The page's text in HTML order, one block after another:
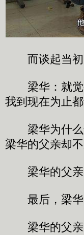
而谈起当初
梁华：就觉
我到现在为止
梁华为什么
梁华的父亲却不
梁华的父亲
最后，梁华
梁华的父亲